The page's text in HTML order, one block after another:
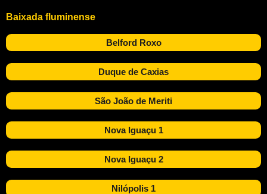
Baixada fluminense
Belford Roxo
Duque de Caxias
São João de Meriti
Nova Iguaçu 1
Nova Iguaçu 2
Nilópolis 1